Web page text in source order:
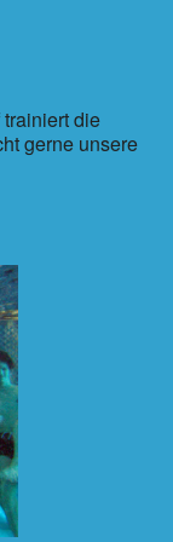
die
gerne unsere